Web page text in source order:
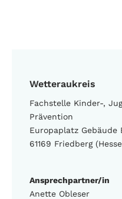
Wetteraukreis
Fachstelle Kinder-,
Prävention
Europaplatz Gebäude
61169 Friedberg
Ansprechpartner/in
Anette Obleser